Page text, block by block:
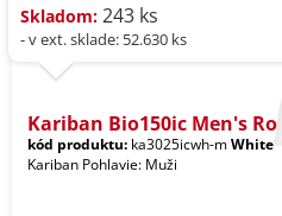
Skladom: 243 ks
- v ext. sklade: 52.630 ks
Kariban Bio150ic Men's Ro
kód produktu: ka3025icwh-mWhite
Kariban Pohlavie: Muži